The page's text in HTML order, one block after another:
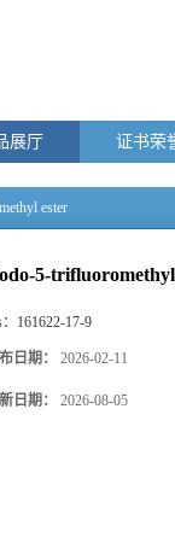
展厅 证书荣
ester
5-
161622-17-9
日期： 2026-02-11
日期： 2026-08-05